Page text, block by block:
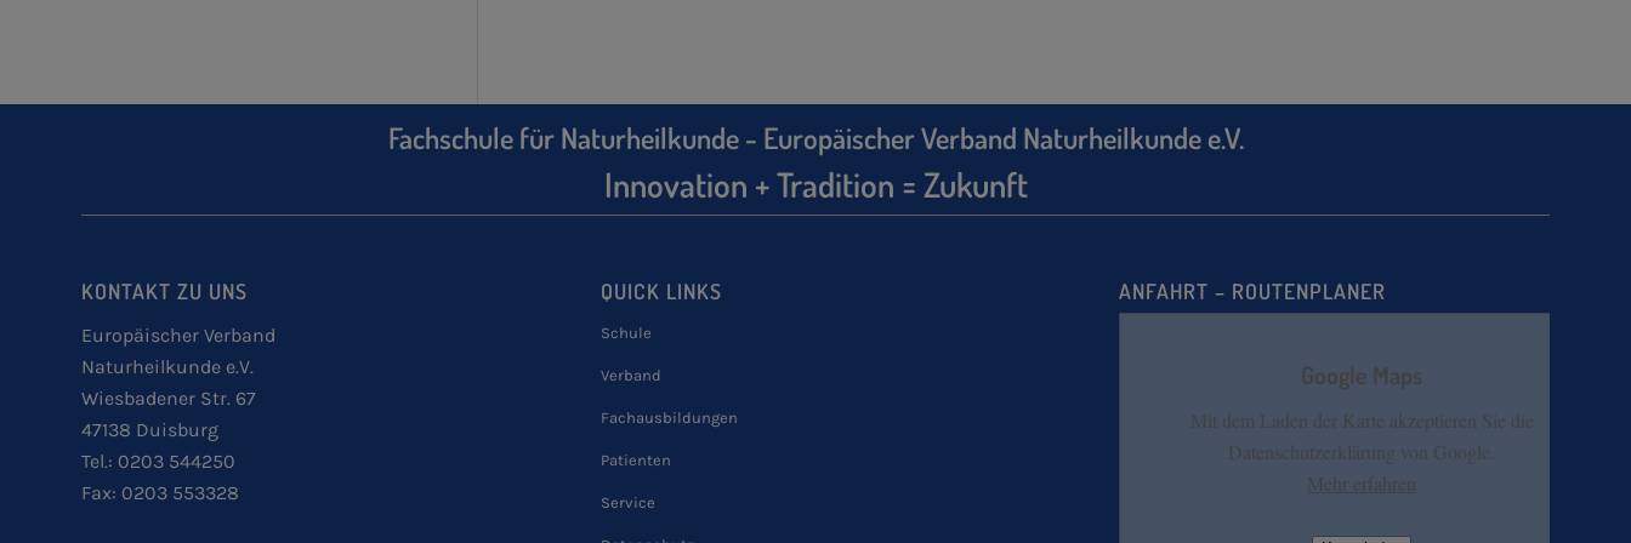
Fachschule für Naturheilkunde - Europäischer Verband Naturheilkunde e.V.
Innovation + Tradition = Zukunft
KONTAKT ZU UNS
Europäischer Verband
Naturheilkunde e.V.
Wiesbadener Str. 67
47138 Duisburg
Tel.: 0203 544250
Fax: 0203 553328
QUICK LINKS
Schule
Verband
Fachausbildungen
Patienten
Service
ANFAHRT – ROUTENPLANER
Google Maps
Mit dem Laden der Karte akzeptieren Sie die
Datenschutzerklärung von Google.
Mehr erfahren